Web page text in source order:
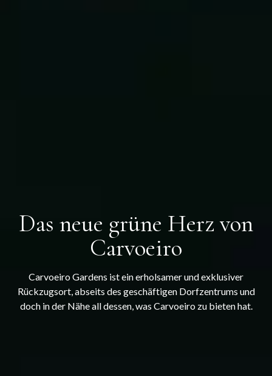
Das neue grüne Herz von
Carvoeiro
Carvoeiro Gardens ist ein erholsamer und exklusiver
Rückzugsort, abseits des geschäftigen Dorfzentrums und
doch in der Nähe all dessen, was Carvoeiro zu bieten hat.